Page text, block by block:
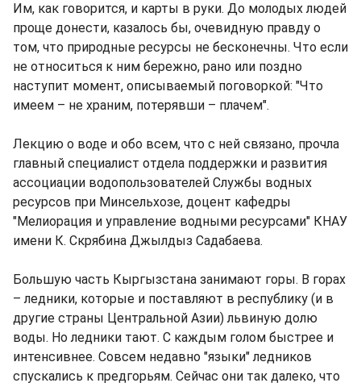
Им, как говорится, и карты в руки. До молодых людей
проще донести, казалось бы, очевидную правду о
том, что природные ресурсы не бесконечны. Что если
не относиться к ним бережно, рано или поздно
наступит момент, описываемый поговоркой: "Что
имеем – не храним, потерявши – плачем".
Лекцию о воде и обо всем, что с ней связано, прочла
главный специалист отдела поддержки и развития
ассоциации водопользователей Службы водных
ресурсов при Минсельхозе, доцент кафедры
"Мелиорация и управление водными ресурсами" КНАУ
имени К. Скрябина Джылдыз Садабаева.
Большую часть Кыргызстана занимают горы. В горах
– ледники, которые и поставляют в республику (и в
другие страны Центральной Азии) львиную долю
воды. Но ледники тают. С каждым голом быстрее и
интенсивнее. Совсем недавно "языки" ледников
спускались к предгорьям. Сейчас они так далеко, что